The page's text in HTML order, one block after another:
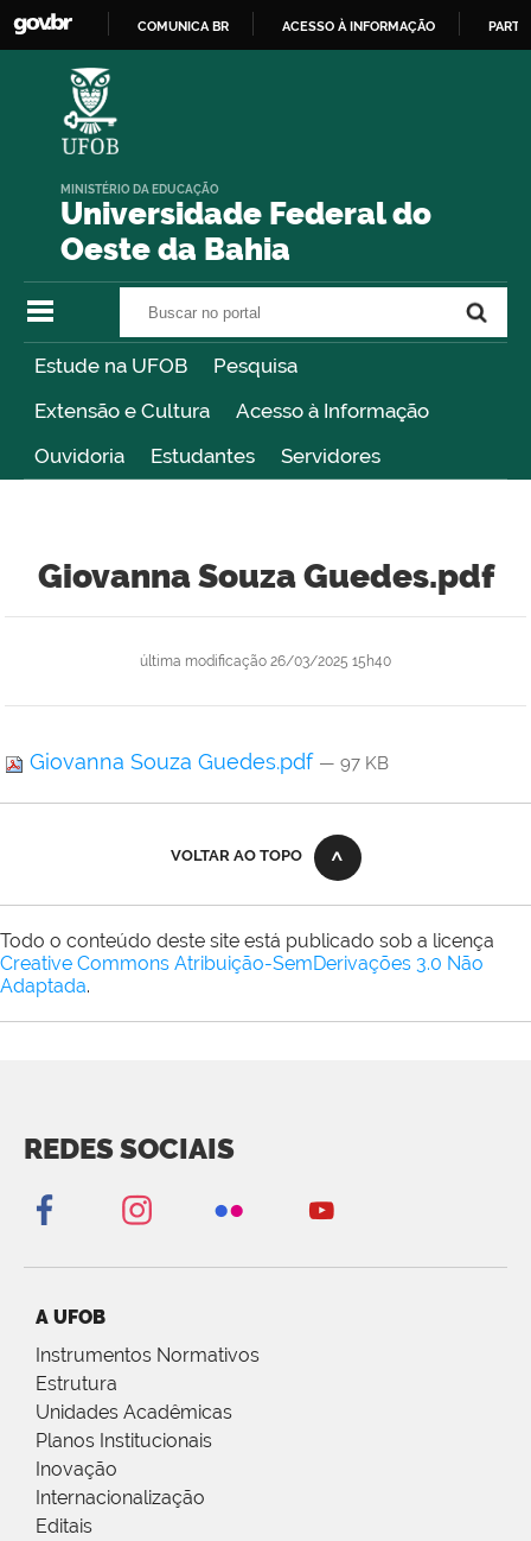
COMUNICA BR ACESSO À INFORMAÇÃO
Universidade Federal do
Oeste da Bahia
MINISTÉRIO DA EDUCAÇÃO
Estude na UFOB
Pesquisa
Extensão e Cultura
Acesso à Informação
Ouvidoria
Estudantes Servidores
Giovanna Souza Guedes.pdf
última modificação 26/03/2025 15h40
Giovanna Souza Guedes.pdf — 97 KB
VOLTAR AO TOPO
Todo o conteúdo deste site está publicado sob a licença
Creative Commons Atribuição-SemDerivações 3.0 Não
Adaptada.
REDES SOCIAIS
A UFOB
Instrumentos Normativos
Estrutura
Unidades Acadêmicas
Planos Institucionais
Inovação
Internacionalização
Editais